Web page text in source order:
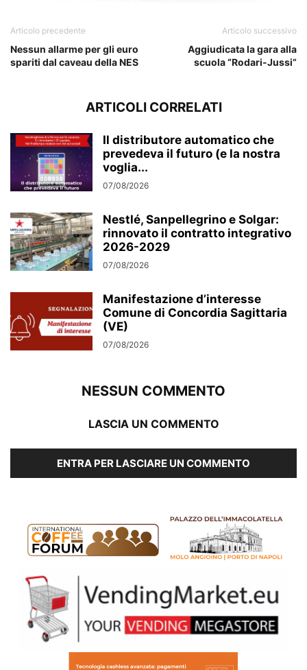
Articolo precedente
Nessun allarme per gli euro
spariti dal caveau della NES
Articolo successivo
Aggiudicata la gara alla
scuola “Rodari-Jussi”
ARTICOLI CORRELATI
Il distributore automatico che
prevedeva il futuro (e la nostra
voglia...
07/08/2026
Nestlé, Sanpellegrino e Solgar:
rinnovato il contratto integrativo
2026-2029
07/08/2026
Manifestazione d’interesse
Comune di Concordia Sagittaria
(VE)
07/08/2026
NESSUN COMMENTO
LASCIA UN COMMENTO
ENTRA PER LASCIARE UN COMMENTO